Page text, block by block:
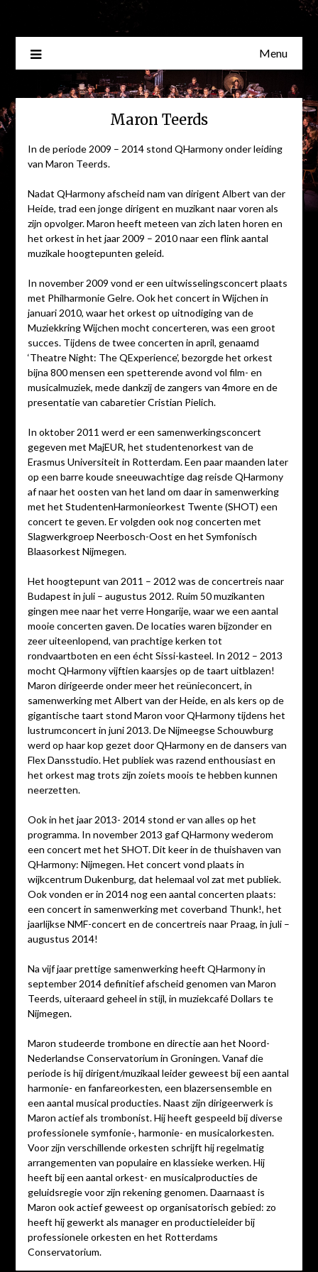
Menu
Maron Teerds
In de periode 2009 – 2014 stond QHarmony onder leiding
van Maron Teerds.
Nadat QHarmony afscheid nam van dirigent Albert van der
Heide, trad een jonge dirigent en muzikant naar voren als
zijn opvolger. Maron heeft meteen van zich laten horen en
het orkest in het jaar 2009 – 2010 naar een flink aantal
muzikale hoogtepunten geleid.
In november 2009 vond er een uitwisselingsconcert plaats
met Philharmonie Gelre. Ook het concert in Wijchen in
januari 2010, waar het orkest op uitnodiging van de
Muziekkring Wijchen mocht concerteren, was een groot
succes. Tijdens de twee concerten in april, genaamd
‘Theatre Night: The QExperience’, bezorgde het orkest
bijna 800 mensen een spetterende avond vol film- en
musicalmuziek, mede dankzij de zangers van 4more en de
presentatie van cabaretier Cristian Pielich.
In oktober 2011 werd er een samenwerkingsconcert
gegeven met MajEUR, het studentenorkest van de
Erasmus Universiteit in Rotterdam. Een paar maanden later
op een barre koude sneeuwachtige dag reisde QHarmony
af naar het oosten van het land om daar in samenwerking
met het StudentenHarmonieorkest Twente (SHOT) een
concert te geven. Er volgden ook nog concerten met
Slagwerkgroep Neerbosch-Oost en het Symfonisch
Blaasorkest Nijmegen.
Het hoogtepunt van 2011 – 2012 was de concertreis naar
Budapest in juli – augustus 2012. Ruim 50 muzikanten
gingen mee naar het verre Hongarije, waar we een aantal
mooie concerten gaven. De locaties waren bijzonder en
zeer uiteenlopend, van prachtige kerken tot
rondvaartboten en een écht Sissi-kasteel. In 2012 – 2013
mocht QHarmony vijftien kaarsjes op de taart uitblazen!
Maron dirigeerde onder meer het reünieconcert, in
samenwerking met Albert van der Heide, en als kers op de
gigantische taart stond Maron voor QHarmony tijdens het
lustrumconcert in juni 2013. De Nijmeegse Schouwburg
werd op haar kop gezet door QHarmony en de dansers van
Flex Dansstudio. Het publiek was razend enthousiast en
het orkest mag trots zijn zoiets moois te hebben kunnen
neerzetten.
Ook in het jaar 2013- 2014 stond er van alles op het
programma. In november 2013 gaf QHarmony wederom
een concert met het SHOT. Dit keer in de thuishaven van
QHarmony: Nijmegen. Het concert vond plaats in
wijkcentrum Dukenburg, dat helemaal vol zat met publiek.
Ook vonden er in 2014 nog een aantal concerten plaats:
een concert in samenwerking met coverband Thunk!, het
jaarlijkse NMF-concert en de concertreis naar Praag, in juli –
augustus 2014!
Na vijf jaar prettige samenwerking heeft QHarmony in
september 2014 definitief afscheid genomen van Maron
Teerds, uiteraard geheel in stijl, in muziekcafé Dollars te
Nijmegen.
Maron studeerde trombone en directie aan het Noord-
Nederlandse Conservatorium in Groningen. Vanaf die
periode is hij dirigent/muzikaal leider geweest bij een aantal
harmonie- en fanfareorkesten, een blazersensemble en
een aantal musical producties. Naast zijn dirigeerwerk is
Maron actief als trombonist. Hij heeft gespeeld bij diverse
professionele symfonie-, harmonie- en musicalorkesten.
Voor zijn verschillende orkesten schrijft hij regelmatig
arrangementen van populaire en klassieke werken. Hij
heeft bij een aantal orkest- en musicalproducties de
geluidsregie voor zijn rekening genomen. Daarnaast is
Maron ook actief geweest op organisatorisch gebied: zo
heeft hij gewerkt als manager en productieleider bij
professionele orkesten en het Rotterdams
Conservatorium.